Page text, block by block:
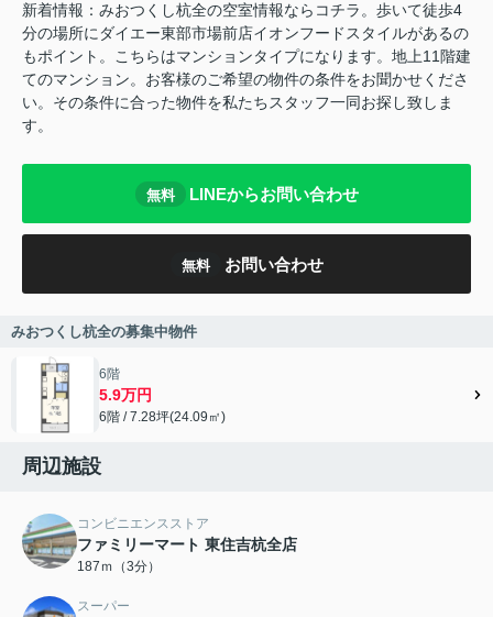
新着情報：みおつくし杭全の空室情報ならコチラ。歩いて徒歩4
分の場所にダイエー東部市場前店イオンフードスタイルがあるの
もポイント。こちらはマンションタイプになります。地上11階建
てのマンション。お客様のご希望の物件の条件をお聞かせくださ
い。その条件に合った物件を私たちスタッフ一同お探し致しま
す。
無料 LINEからお問い合わせ
無料 お問い合わせ
みおつくし杭全の募集中物件
6階
5.9万円
6階 / 7.28坪(24.09㎡)
周辺施設
コンビニエンスストア
ファミリーマート 東住吉杭全店
187ｍ（3分）
スーパー